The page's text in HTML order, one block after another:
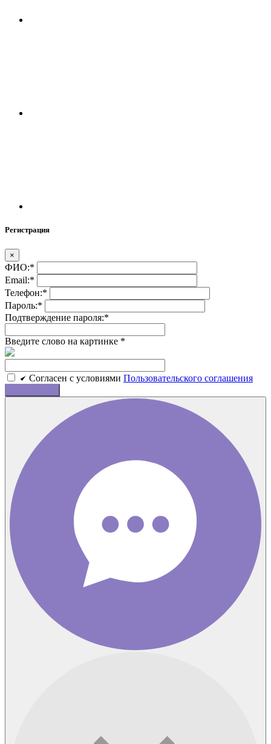
Регистрация
×
ФИО:*
Email:*
Телефон:*
Пароль:*
Подтверждение пароля:*
Введите слово на картинке *
Cогласен c условиями Пользовательского соглашения